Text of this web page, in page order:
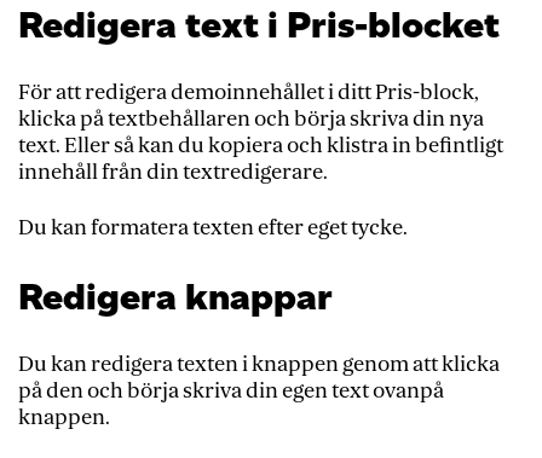
Redigera text i Pris-blocket
För att redigera demoinnehållet i ditt Pris-block,
klicka på textbehållaren och börja skriva din nya
text. Eller så kan du kopiera och klistra in befintligt
innehåll från din textredigerare.
Du kan formatera texten efter eget tycke.
Redigera knappar
Du kan redigera texten i knappen genom att klicka
på den och börja skriva din egen text ovanpå
knappen.